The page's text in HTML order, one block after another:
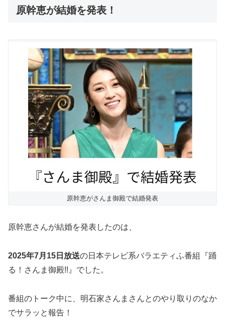
原幹恵が結婚を発表！
原幹恵がさんま御殿で結婚発表
原幹恵さんが結婚を発表したのは、
2025年7月15日放送の日本テレビ系バラエティふ番組『踊
る！さんま御殿!!』でした。
番組のトーク中に、明石家さんまさんとのやり取りのなか
でサラッと報告！